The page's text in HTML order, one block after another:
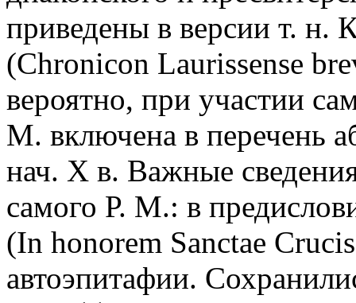
приведены в версии т. н.
(Chronicon Laurissense
вероятно, при участии
М. включена в перечень
нач. Х в. Важные
самого Р. М.: в
(In honorem Sanctae
автоэпитафии.